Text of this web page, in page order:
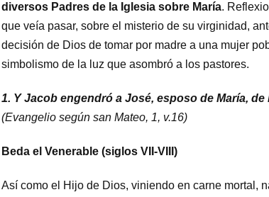
diversos Padres de la Iglesia sobre María.
que veía pasar, sobre el misterio de su virginidad,
decisión de Dios de tomar por madre a una mujer
simbolismo de la luz que asombró a los pastores.
1. Y Jacob engendró a José, esposo de María,
(Evangelio según san Mateo, 1, v.16)
Beda el Venerable (siglos VII-VIII)
Así como el Hijo de Dios, viniendo en carne mortal,